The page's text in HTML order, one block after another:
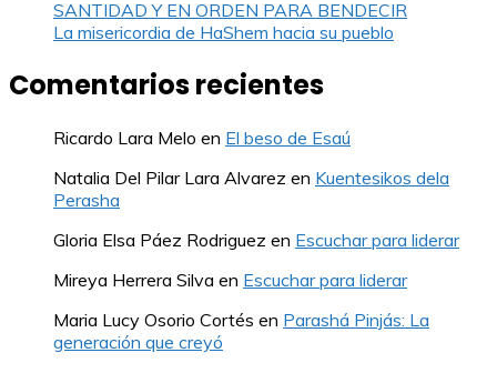
SANTIDAD Y EN ORDEN PARA BENDECIR
La misericordia de HaShem hacia su pueblo
Comentarios recientes
Ricardo Lara Melo en El beso de Esaú
Natalia Del Pilar Lara Alvarez en Kuentesikos dela
Perasha
Gloria Elsa Páez Rodriguez en Escuchar para liderar
Mireya Herrera Silva en Escuchar para liderar
Maria Lucy Osorio Cortés en Parashá Pinjás: La
generación que creyó